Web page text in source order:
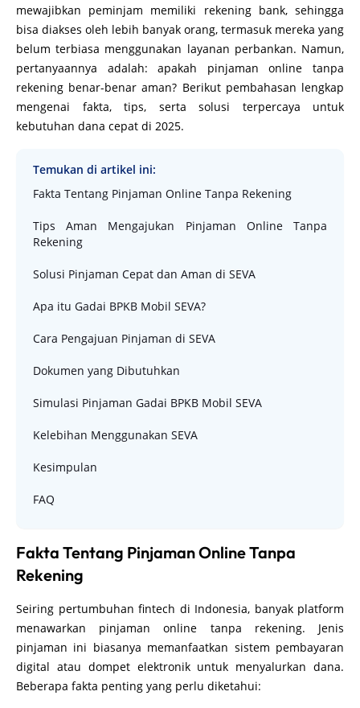
mewajibkan peminjam memiliki rekening bank, sehingga
bisa diakses oleh lebih banyak orang, termasuk mereka yang
belum terbiasa menggunakan layanan perbankan. Namun,
pertanyaannya adalah: apakah pinjaman online tanpa
rekening benar-benar aman? Berikut pembahasan lengkap
mengenai fakta, tips, serta solusi terpercaya untuk
kebutuhan dana cepat di 2025.
Temukan di artikel ini:
Fakta Tentang Pinjaman Online Tanpa Rekening
Tips Aman Mengajukan Pinjaman Online Tanpa
Rekening
Solusi Pinjaman Cepat dan Aman di SEVA
Apa itu Gadai BPKB Mobil SEVA?
Cara Pengajuan Pinjaman di SEVA
Dokumen yang Dibutuhkan
Simulasi Pinjaman Gadai BPKB Mobil SEVA
Kelebihan Menggunakan SEVA
Kesimpulan
FAQ
Fakta Tentang Pinjaman Online Tanpa
Rekening
Seiring pertumbuhan fintech di Indonesia, banyak platform
menawarkan pinjaman online tanpa rekening. Jenis
pinjaman ini biasanya memanfaatkan sistem pembayaran
digital atau dompet elektronik untuk menyalurkan dana.
Beberapa fakta penting yang perlu diketahui: